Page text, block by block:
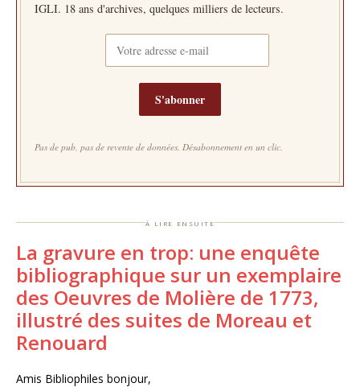
IGLI. 18 ans d'archives, quelques milliers de lecteurs.
S'abonner
Pas de pub, pas de revente de données. Désabonnement en un clic.
à lire ensuite
La gravure en trop: une enquête
bibliographique sur un exemplaire
des Oeuvres de Molière de 1773,
illustré des suites de Moreau et
Renouard
Amis Bibliophiles bonjour,